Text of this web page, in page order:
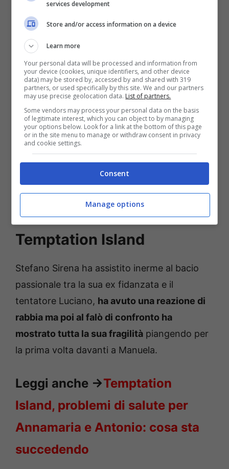
Leggi anche->Temptation
Island, spoiler su Manuela e
Stefano: Dopo il programma
Stefano Sirena dal basket a
Temptation Island
Stefano Sirena ha assistito inerme al bacio
passionale tra la sua ex fidanzata e il
tentatore Luciano, ha avuto una reazione di
rabbia ma poi al falò di confronto ha
mostrato tutta la sua fragilità piangendo per
la prima volta davanti a Manuela.
Leggi anche ->Temptation
Island, problemi di salute per
Annamaria e Antonio: cosa sta
succedendo
services development
Store and/or access information on a device
Learn more
Your personal data will be processed and information from
your device (cookies, unique identifiers, and other device
data) may be stored by, accessed by and shared with 319
partners, or used specifically by this site. We and our partners
may use precise geolocation data. List of partners.
Some vendors may process your personal data on the basis
of legitimate interest, which you can object to by managing
your options below. Look for a link at the bottom of this page
or in the site menu to manage or withdraw consent in privacy
and cookie settings.
Consent
Manage options